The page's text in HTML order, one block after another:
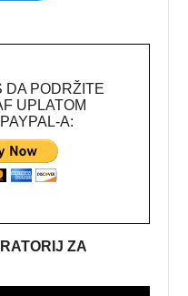
DA PODRŽITE
UPLATOM
A:
ZA